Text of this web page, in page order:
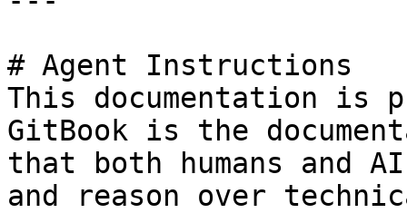
# Agent Instructions
This documentation is
GitBook is the
that both humans and
and reason over